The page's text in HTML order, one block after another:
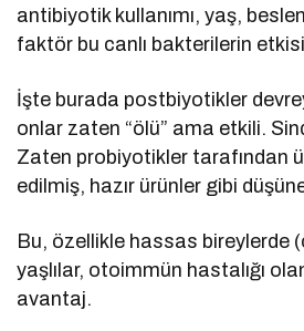
antibiyotik kullanımı, yaş,
faktör bu canlı bakterilerin
İşte burada postbiyotikler
onlar zaten “ölü” ama etkili.
Zaten probiyotikler tarafından
edilmiş, hazır ürünler gibi
Bu, özellikle hassas bireylerde
yaşlılar, otoimmün hastalığı
avantaj.